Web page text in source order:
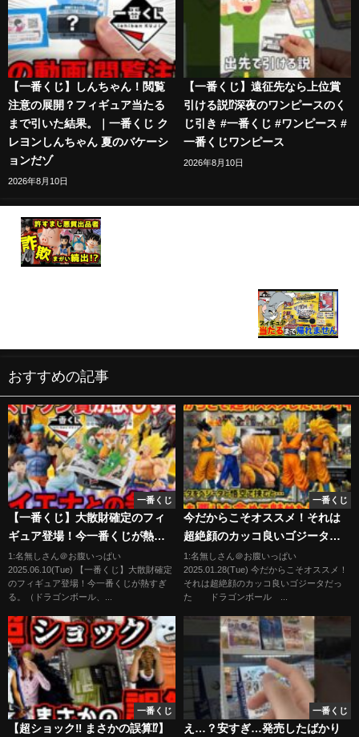
【一番くじ】しんちゃん！閲覧
注意の展開？フィギュア当たる
まで引いた結果。｜一番くじ ク
レヨンしんちゃん 夏のバケーシ
ョンだゾ
2026年8月10日
【一番くじ】遠征先なら上位賞
引ける説⁉︎深夜のワンピースのく
じ引き #一番くじ #ワンピース #
一番くじワンピース
2026年8月10日
おすすめの記事
一番くじ
【一番くじ】大散財確定のフィ
ギュア登場！今一番くじが熱す
ぎる。（ドラゴンボール、幽☆
遊☆白書、ダンダダン）
1:名無しさん＠お腹いっぱい
2025.06.10(Tue) 【一番くじ】大散財確定
のフィギュア登場！今一番くじが熱すぎ
る。（ドラゴンボール、...
一番くじ
今だからこそオススメ！それは
超絶顔のカッコ良いゴジータだ
った ドラゴンボール フィ
ギュア 一番くじ 孫悟空 ゴ
ジータ ベジータ ラストワ
グランディスタネロ 野沢雅子
1:名無しさん＠お腹いっぱい
2025.01.28(Tue) 今だからこそオススメ！
それは超絶顔のカッコ良いゴジータだっ
た ドラゴンボール ...
一番くじ
【超ショック‼︎ まさかの誤算⁉︎】
一番くじ
え…？安すぎ…発売したばかり